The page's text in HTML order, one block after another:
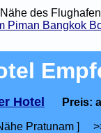
des
Piman Bangkok
Hotel Preis:
Pratunam ]